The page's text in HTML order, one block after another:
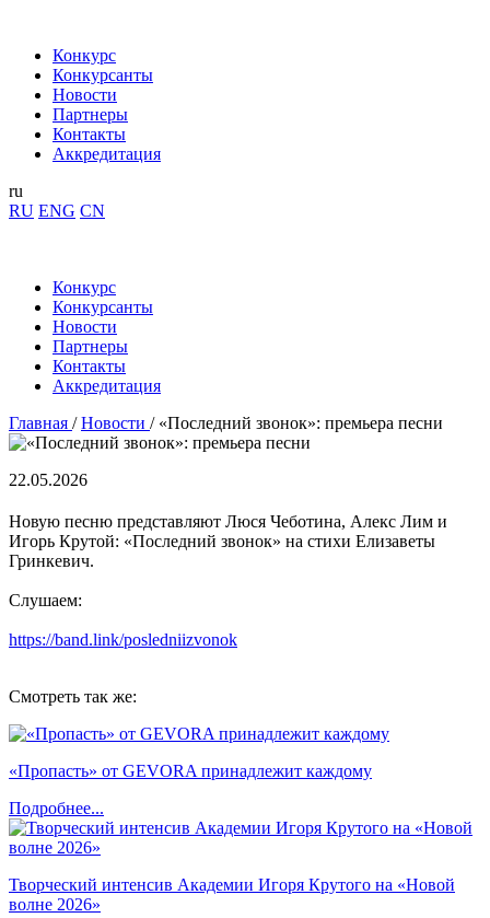
Конкурс
Конкурсанты
Новости
Партнеры
Контакты
Аккредитация
ru
RU ENG CN
Конкурс
Конкурсанты
Новости
Партнеры
Контакты
Аккредитация
Главная / Новости / «Последний звонок»: премьера песни
22.05.2026
Новую песню представляют Люся Чеботина, Алекс Лим и
Игорь Крутой: «Последний звонок» на стихи Елизаветы
Гринкевич.
Слушаем:
https://band.link/posledniizvonok
Смотреть так же:
«Пропасть» от GEVORA принадлежит каждому
Подробнее...
Творческий интенсив Академии Игоря Крутого на «Новой
волне 2026»